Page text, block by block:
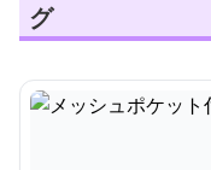
グ